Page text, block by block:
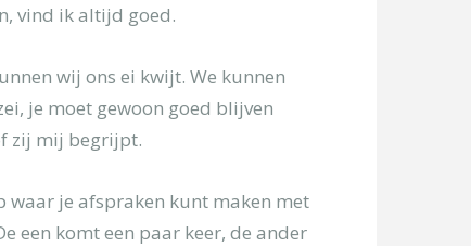
vind ik altijd goed.
wij ons ei kwijt. We kunnen
je moet gewoon goed blijven
zij mij begrijpt.
waar je afspraken kunt maken met
een komt een paar keer, de ander